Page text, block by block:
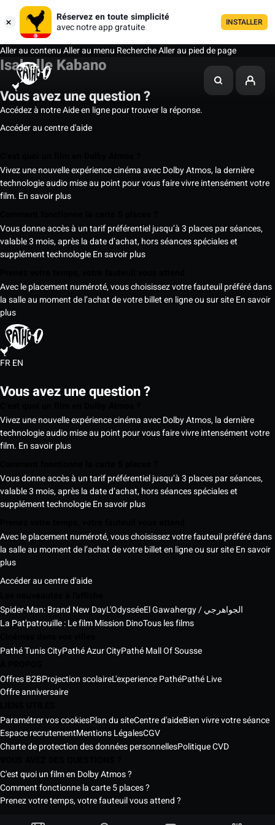
Réservez en toute simplicité
avec notre app gratuite
INSTALLER
Aller au contenuAller au menu RechercheAller au pied de page
Isabelle Kabano
Vous avez une question ?
Accédez à notre Aide en ligne pour trouver la réponse.
Accéder au centre d'aide
Vivez une nouvelle expérience cinéma avec Dolby Atmos, la dernière
technologie audio mise au point pour vous faire vivre intensément votre
film. En savoir plus
Vous donne accès à un tarif préférentiel jusqu’à 3 places par séances,
valable 3 mois, après la date d’achat, hors séances spéciales et
supplément technologieEn savoir plus
Avec le placement numéroté, vous choisissez votre fauteuil préféré dans
la salle au moment de l’achat de votre billet en ligne ou sur siteEn savoir
plus
FREN
Vous avez une question ?
Vivez une nouvelle expérience cinéma avec Dolby Atmos, la dernière
technologie audio mise au point pour vous faire vivre intensément votre
film. En savoir plus
Vous donne accès à un tarif préférentiel jusqu’à 3 places par séances,
valable 3 mois, après la date d’achat, hors séances spéciales et
supplément technologieEn savoir plus
Avec le placement numéroté, vous choisissez votre fauteuil préféré dans
la salle au moment de l’achat de votre billet en ligne ou sur siteEn savoir
plus
Accéder au centre d'aide
Spider-Man: Brand New DayL'Odyssée
El Gawahergy / الجواهرجي
La Pat'patrouille : Le film Mission DinoTous les films
Pathé Tunis CityPathé Azur CityPathé Mall Of Sousse
Offres B2BProjection scolaireL'experience PathéPathé Live
Offre anniversaire
Paramétrer vos cookiesPlan du siteCentre d'aideBien vivre votre séance
Espace recrutementMentions LégalesCGV
Charte de protection des données personnellesPolitique CVD
C'est quoi un film en Dolby Atmos ?
Comment fonctionne la carte 5 places ?
Prenez votre temps, votre fauteuil vous attend ?